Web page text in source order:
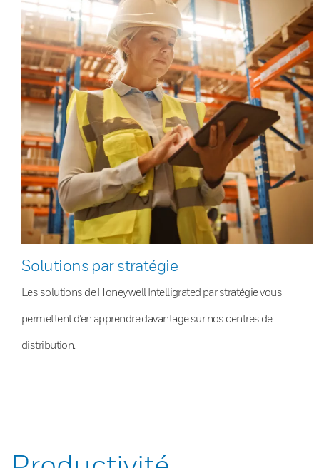
Solutions par stratégie
Les solutions de Honeywell Intelligrated par stratégie vous
permettent d’en apprendre davantage sur nos centres de
distribution.